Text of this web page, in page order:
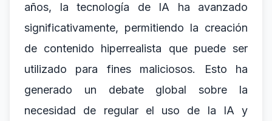
años, la tecnología de IA ha avanzado
significativamente, permitiendo la creación
de contenido hiperrealista que puede ser
utilizado para fines maliciosos. Esto ha
generado un debate global sobre la
necesidad de regular el uso de la IA y